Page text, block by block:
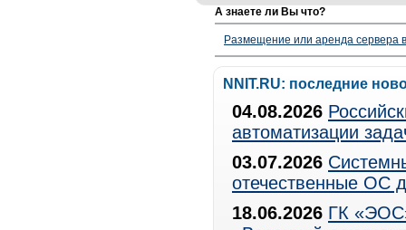
А знаете ли Вы что?
Размещение или аренда сервера
NNIT.RU: последние
04.08.2026
автоматизации
03.07.2026
отечественные ОС
18.06.2026 ГК